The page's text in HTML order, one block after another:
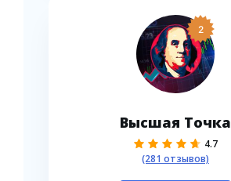
2
Высшая Точка
4.7
(281 отзывов)